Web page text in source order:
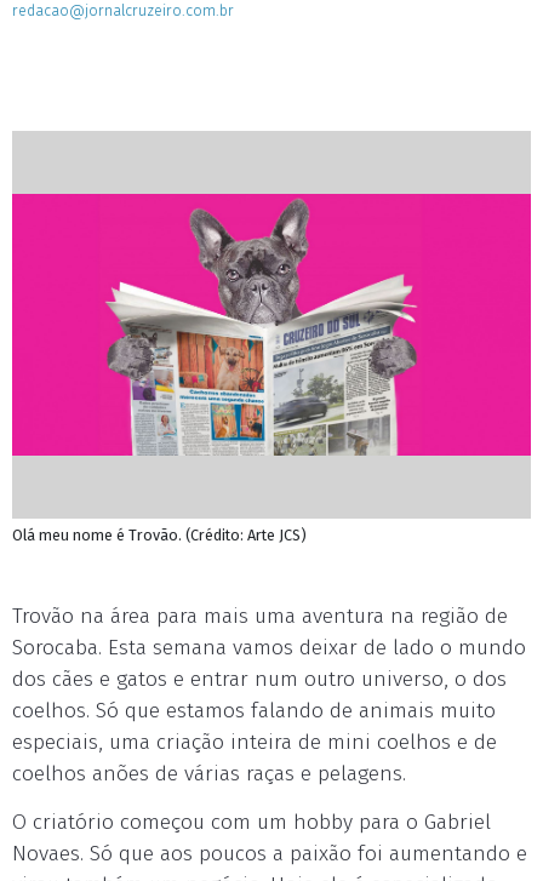
redacao@jornalcruzeiro.com.br
Olá meu nome é Trovão. (Crédito: Arte JCS)
Trovão na área para mais uma aventura na região de
Sorocaba. Esta semana vamos deixar de lado o mundo
dos cães e gatos e entrar num outro universo, o dos
coelhos. Só que estamos falando de animais muito
especiais, uma criação inteira de mini coelhos e de
coelhos anões de várias raças e pelagens.
O criatório começou com um hobby para o Gabriel
Novaes. Só que aos poucos a paixão foi aumentando e